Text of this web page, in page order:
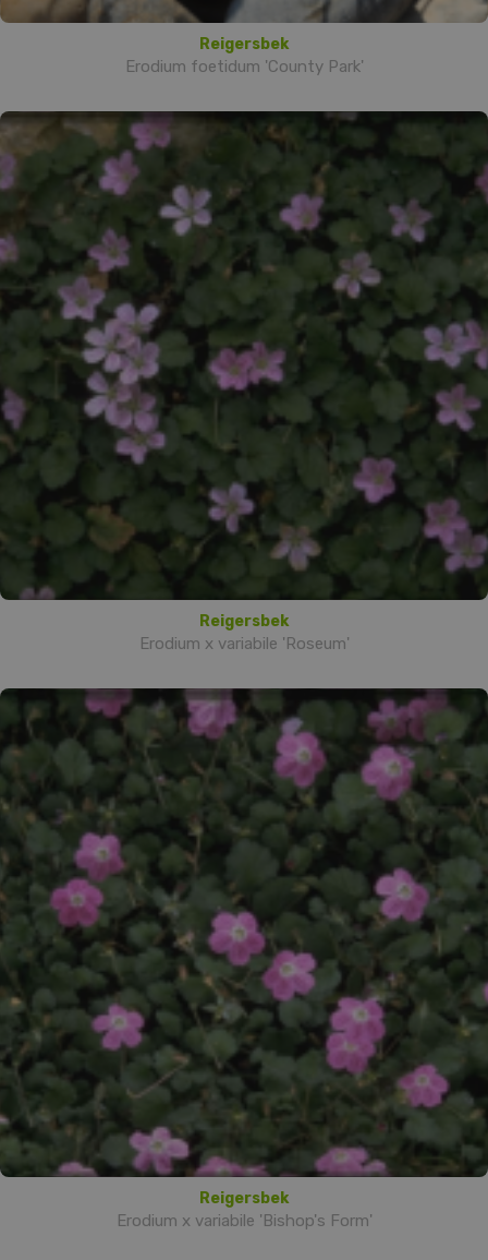
Reigersbek
Erodium foetidum 'County Park'
Reigersbek
Erodium x variabile 'Roseum'
Reigersbek
Erodium x variabile 'Bishop's Form'